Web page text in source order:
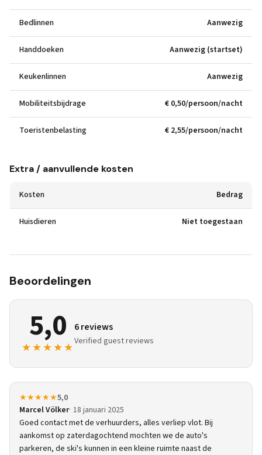
Bedlinnen Aanwezig
Handdoeken Aanwezig (startset)
Keukenlinnen Aanwezig
Mobiliteitsbijdrage € 0,50/persoon/nacht
Toeristenbelasting € 2,55/persoon/nacht
Extra / aanvullende kosten
Kosten Bedrag
Huisdieren Niet toegestaan
Beoordelingen
5,0
★★★★★
6 reviews
Verified guest reviews
★★★★★5,0
Marcel Völker 18 januari 2025
Goed contact met de verhuurders, alles verliep vlot. Bij
aankomst op zaterdagochtend mochten we de auto's
parkeren, de ski's kunnen in een kleine ruimte naast de